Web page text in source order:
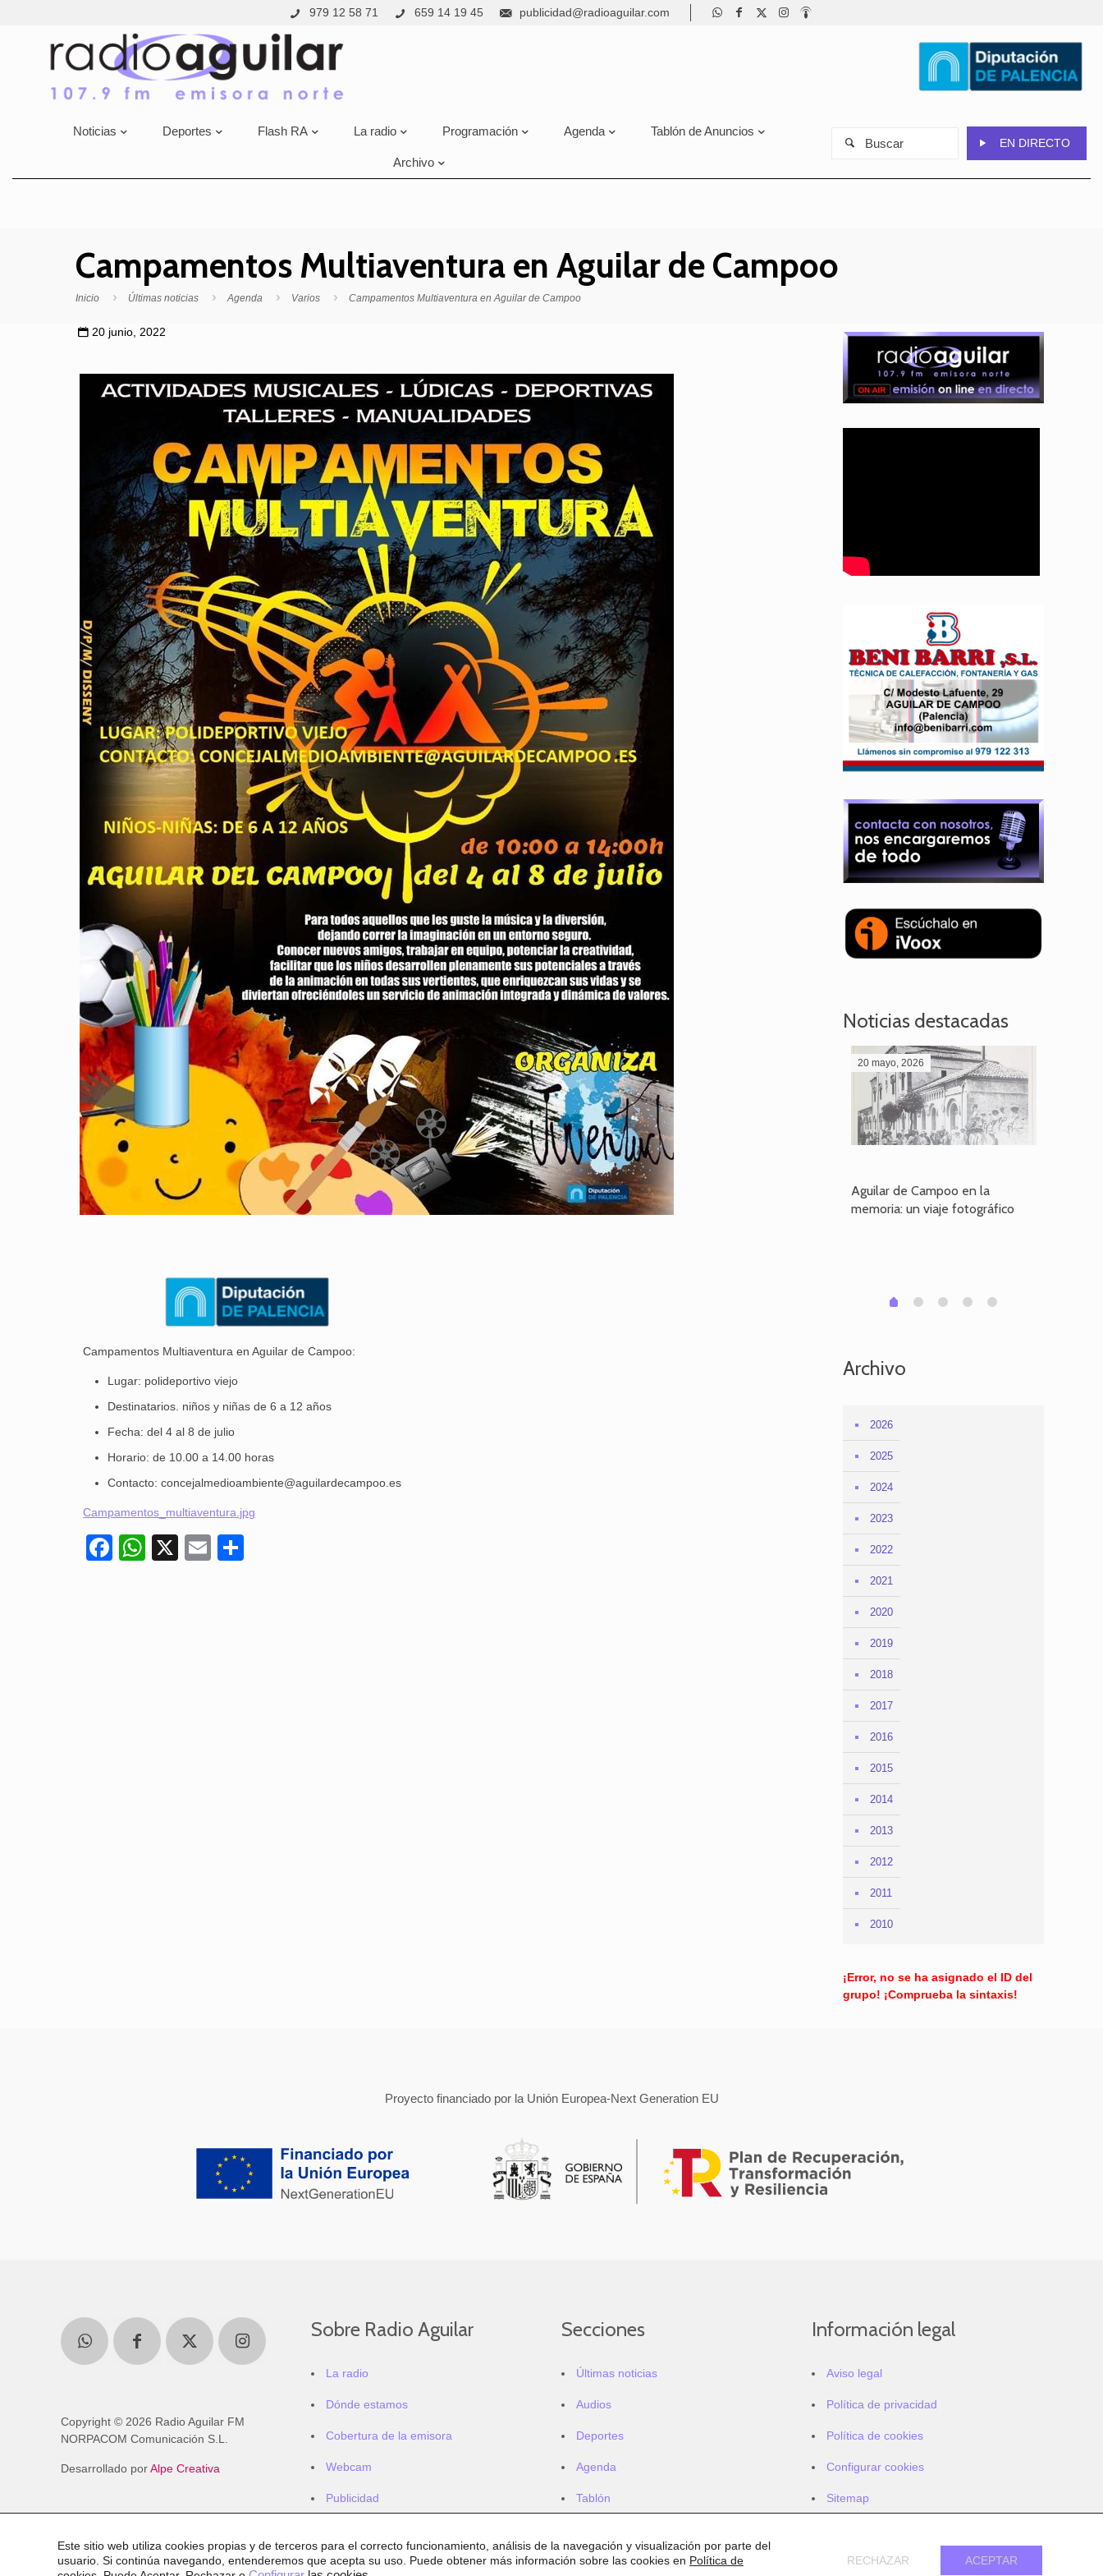
979 12 58 71 659 14 19 45 publicidad@radioaguilar.com
Noticias Deportes Flash RA La radio Programación Agenda Tablón de Anuncios
Archivo
EN DIRECTO
Campamentos Multiaventura en Aguilar de Campoo
Inicio Últimas noticias Agenda Varios Campamentos Multiaventura en Aguilar de Campoo
20 junio, 2022
Campamentos Multiaventura en Aguilar de Campoo:
Lugar: polideportivo viejo
Destinatarios. niños y niñas de 6 a 12 años
Fecha: del 4 al 8 de julio
Horario: de 10.00 a 14.00 horas
Contacto: concejalmedioambiente@aguilardecampoo.es
Campamentos_multiaventura.jpg
Facebook
WhatsApp
X Email
Noticias destacadas
25 febrero, 2026
Aguilar de Campoo en la
memoria: un viaje fotográfico
20 mayo, 2026
Aguilar de Campoo en la
memoria: un viaje fotográfico
0 1 2 3 4
Archivo
2026
2025
2024
2023
2022
2021
2020
2019
2018
2017
2016
2015
2014
2013
2012
2011
2010
¡Error, no se ha asignado el ID del
grupo! ¡Comprueba la sintaxis!
Proyecto financiado por la Unión Europea-Next Generation EU
Copyright © 2026 Radio Aguilar FM
NORPACOM Comunicación S.L.
Desarrollado porAlpe Creativa
Sobre Radio Aguilar
La radio
Dónde estamos
Cobertura de la emisora
Webcam
Publicidad
Secciones
Últimas noticias
Audios
Deportes
Agenda
Tablón
Información legal
Aviso legal
Política de privacidad
Política de cookies
Configurar cookies
Sitemap
Este sitio web utiliza cookies propias y de terceros para el correcto funcionamiento, análisis de la navegación y visualización por parte del
usuario. Si continúa navegando, entenderemos que acepta su uso. Puede obtener más información sobre las cookies en Política de
ACEPTAR
RECHAZAR